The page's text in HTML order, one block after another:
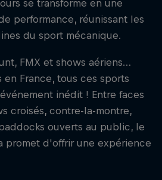
se transforme en une
performance, réunissant les
du sport mécanique.
FMX et shows aériens…
en France, tous ces sports
inédit ! Entre faces
croisés, contre-la-montre,
ouverts au public, le
promet d'offrir une expérience